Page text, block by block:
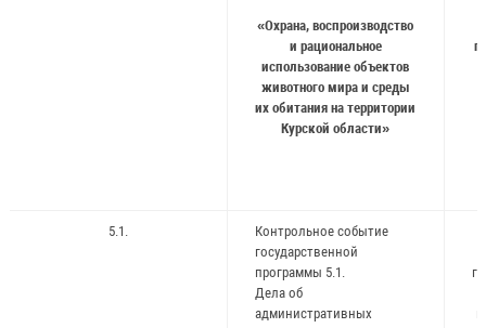
«Охрана, воспроизводство
и рациональное
использование объектов
животного мира и среды
их обитания на территории
Курской области»
5.1.
Контрольное событие
государственной
программы 5.1.
Дела об
административных